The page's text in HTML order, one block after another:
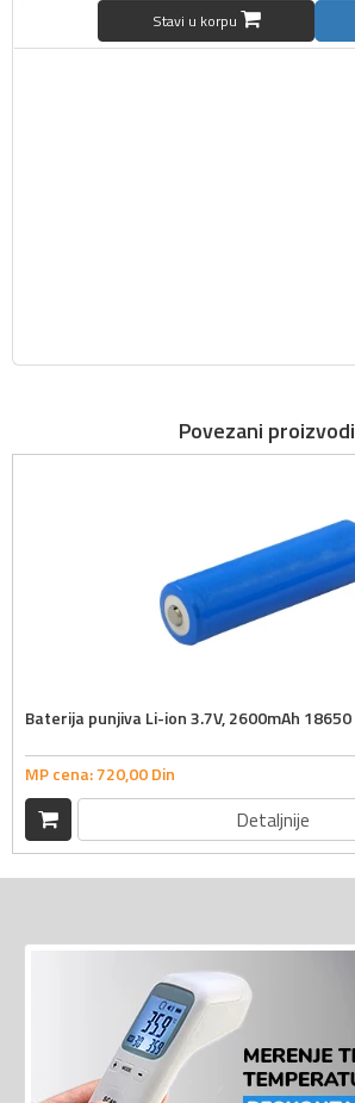
Stavi u korpu
Povezani proizvodi
Baterija punjiva Li-ion 3.7V, 2600mAh 18650
MP cena:720,00Din
Detaljnije